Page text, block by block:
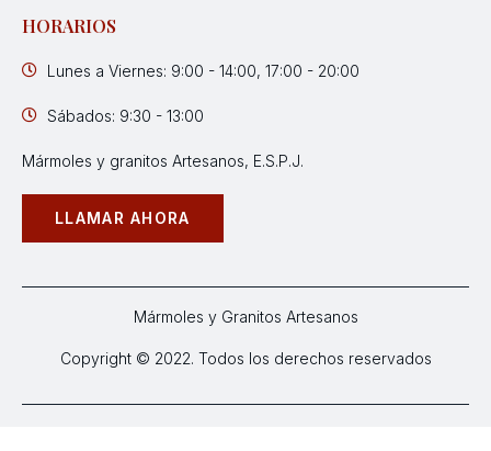
HORARIOS
Lunes a Viernes: 9:00 - 14:00, 17:00 - 20:00
Sábados: 9:30 - 13:00
Mármoles y granitos Artesanos, E.S.P.J.
LLAMAR AHORA
Mármoles y Granitos Artesanos
Copyright © 2022. Todos los derechos reservados